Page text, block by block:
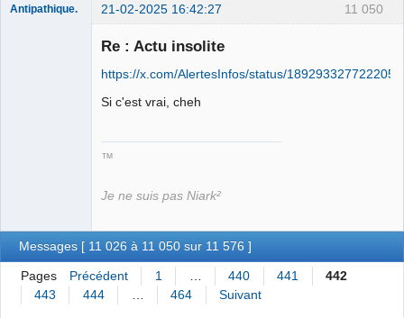
11 050
Antipathique. 21-02-2025 16:42:27
Re : Actu insolite
https://x.com/AlertesInfos/status/
Si c'est vrai, cheh
™
Je ne suis pas Niark²
Messages [ 11 026 à 11 050 sur 11 576 ]
Pages Précédent 1 440 441
442
443
444 464
Suivant